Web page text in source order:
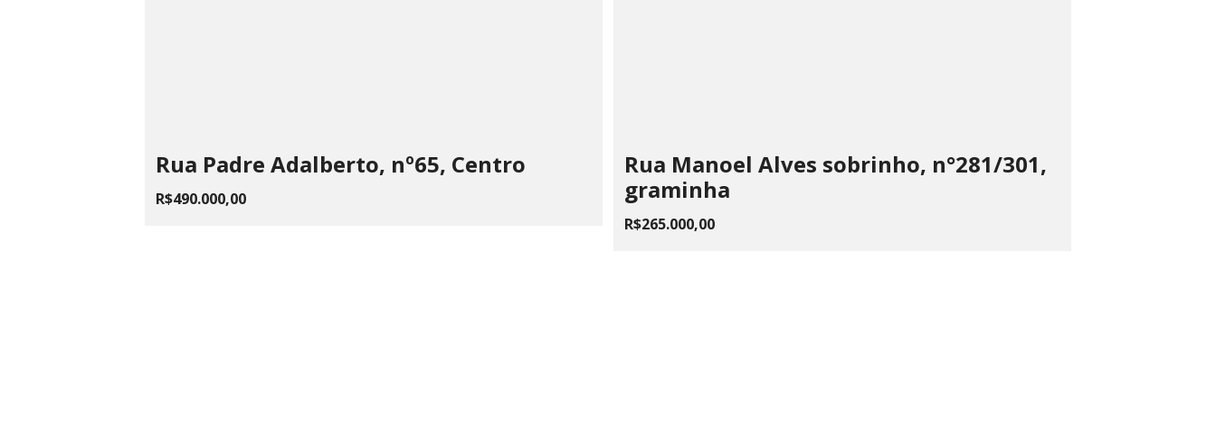
Rua Padre Adalberto, nº65, Centro
R$490.000,00
Rua Manoel Alves sobrinho, n°281/301,
graminha
R$265.000,00